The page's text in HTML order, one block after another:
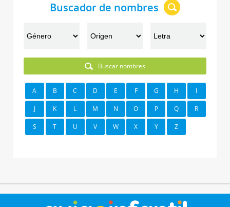
Buscador de nombres
Buscar nombres
A B C D E F G H I
J K L M N O P Q R
S T U V W X Y Z